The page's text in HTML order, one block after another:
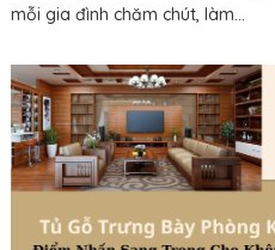
mỗi gia đình chăm chút, làm...